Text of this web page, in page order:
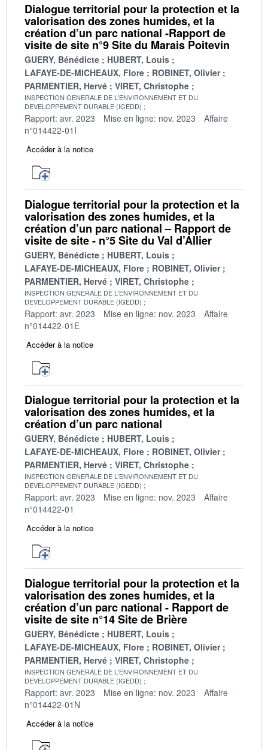
Dialogue territorial pour la protection et la
valorisation des zones humides, et la
création d’un parc national -Rapport de
visite de site n°9 Site du Marais Poitevin
GUERY, Bénédicte
HUBERT, Louis
LAFAYE-DE-MICHEAUX, Flore
ROBINET, Olivier
PARMENTIER, Hervé
VIRET, Christophe
INSPECTION GENERALE DE L'ENVIRONNEMENT ET DU
DEVELOPPEMENT DURABLE (IGEDD)
Rapport: avr. 2023 Mise en ligne: nov. 2023
Affaire
n°014422-01I
Accéder à la notice
Dialogue territorial pour la protection et la
valorisation des zones humides, et la
création d’un parc national – Rapport de
visite de site - n°5 Site du Val d’Allier
GUERY, Bénédicte
HUBERT, Louis
LAFAYE-DE-MICHEAUX, Flore
ROBINET, Olivier
PARMENTIER, Hervé
VIRET, Christophe
INSPECTION GENERALE DE L'ENVIRONNEMENT ET DU
DEVELOPPEMENT DURABLE (IGEDD)
Rapport: avr. 2023 Mise en ligne: nov. 2023
Affaire
n°014422-01E
Accéder à la notice
Dialogue territorial pour la protection et la
valorisation des zones humides, et la
création d’un parc national
GUERY, Bénédicte
HUBERT, Louis
LAFAYE-DE-MICHEAUX, Flore
ROBINET, Olivier
PARMENTIER, Hervé
VIRET, Christophe
INSPECTION GENERALE DE L'ENVIRONNEMENT ET DU
DEVELOPPEMENT DURABLE (IGEDD)
Rapport: avr. 2023 Mise en ligne: nov. 2023
Affaire
n°014422-01
Accéder à la notice
Dialogue territorial pour la protection et la
valorisation des zones humides, et la
création d’un parc national - Rapport de
visite de site n°14 Site de Brière
GUERY, Bénédicte
HUBERT, Louis
LAFAYE-DE-MICHEAUX, Flore
ROBINET, Olivier
PARMENTIER, Hervé
VIRET, Christophe
INSPECTION GENERALE DE L'ENVIRONNEMENT ET DU
DEVELOPPEMENT DURABLE (IGEDD)
Rapport: avr. 2023 Mise en ligne: nov. 2023
Affaire
n°014422-01N
Accéder à la notice